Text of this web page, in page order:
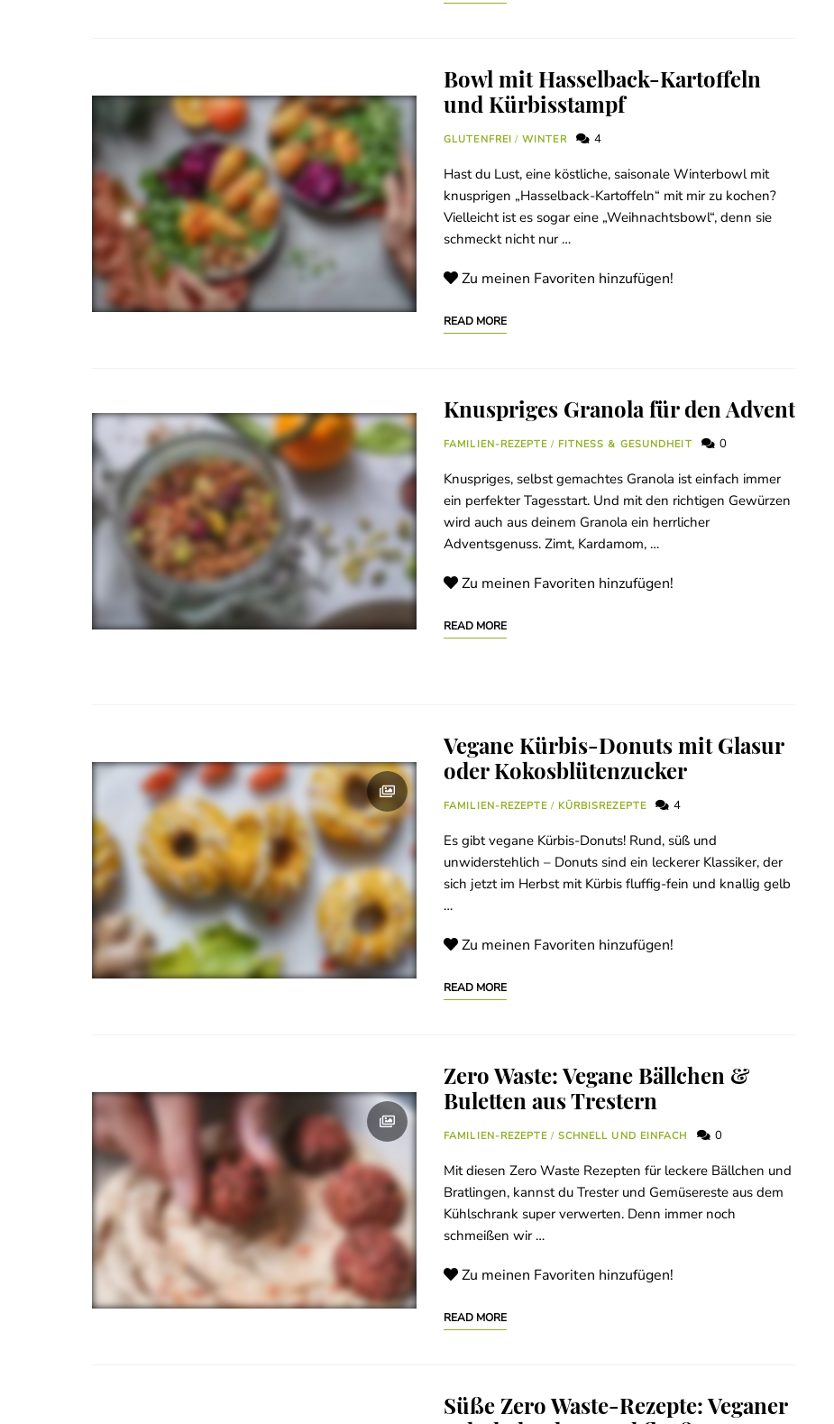
Bowl mit Hasselback-Kartoffeln
und Kürbisstampf
GLUTENFREI / WINTER 4
Hast du Lust, eine köstliche, saisonale Winterbowl mit
knusprigen „Hasselback-Kartoffeln“ mit mir zu kochen?
Vielleicht ist es sogar eine „Weihnachtsbowl“, denn sie
schmeckt nicht nur …
Zu meinen Favoriten hinzufügen!
READ MORE
Knuspriges Granola für den Advent
FAMILIEN-REZEPTE / FITNESS & GESUNDHEIT 0
Knuspriges, selbst gemachtes Granola ist einfach immer
ein perfekter Tagesstart. Und mit den richtigen Gewürzen
wird auch aus deinem Granola ein herrlicher
Adventsgenuss. Zimt, Kardamom, …
Zu meinen Favoriten hinzufügen!
READ MORE
Vegane Kürbis-Donuts mit Glasur
oder Kokosblütenzucker
FAMILIEN-REZEPTE / KÜRBISREZEPTE 4
Es gibt vegane Kürbis-Donuts! Rund, süß und
unwiderstehlich – Donuts sind ein leckerer Klassiker, der
sich jetzt im Herbst mit Kürbis fluffig-fein und knallig gelb
…
Zu meinen Favoriten hinzufügen!
READ MORE
Zero Waste: Vegane Bällchen &
Buletten aus Trestern
FAMILIEN-REZEPTE / SCHNELL UND EINFACH 0
Mit diesen Zero Waste Rezepten für leckere Bällchen und
Bratlingen, kannst du Trester und Gemüsereste aus dem
Kühlschrank super verwerten. Denn immer noch
schmeißen wir …
Zu meinen Favoriten hinzufügen!
READ MORE
Süße Zero Waste-Rezepte: Veganer